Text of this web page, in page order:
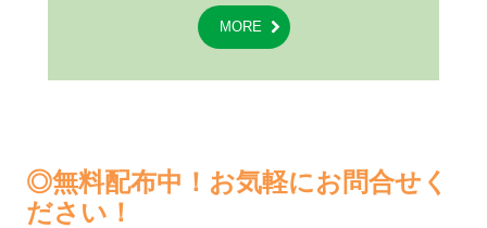
MORE
◎無料配布中！お気軽にお問合せく
ださい！